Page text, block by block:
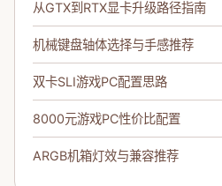
从GTX到RTX显卡升级路径指南
机械键盘轴体选择与手感推荐
双卡SLI游戏PC配置思路
8000元游戏PC性价比配置
ARGB机箱灯效与兼容推荐